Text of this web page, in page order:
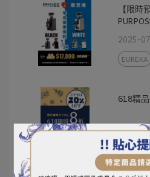
【限時
2025-
EUREKA
618精
2025-